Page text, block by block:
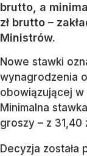
brutto, a
zł brutto –
Ministrów.
Nowe stawki
wynagrodzenia
obowiązującej w
Minimalna
groszy – z 31,40
Decyzja